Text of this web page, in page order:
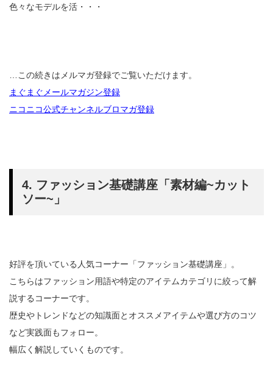
色々なモデルを活・・・
…この続きはメルマガ登録でご覧いただけます。
まぐまぐメールマガジン登録
ニコニコ公式チャンネルブロマガ登録
4. ファッション基礎講座「素材編~カット
ソー~」
好評を頂いている人気コーナー「ファッション基礎講座」。
こちらはファッション用語や特定のアイテムカテゴリに絞って解
説するコーナーです。
歴史やトレンドなどの知識面とオススメアイテムや選び方のコツ
など実践面もフォロー。
幅広く解説していくものです。